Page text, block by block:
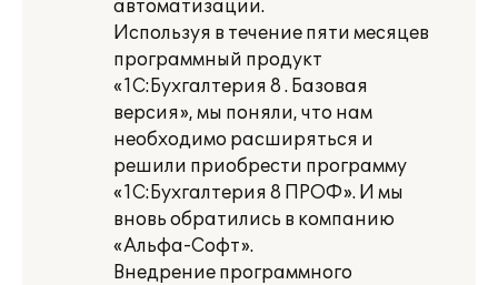
автоматизации.
Используя в течение пяти месяцев
программный продукт
«1С:Бухгалтерия 8 . Базовая
версия», мы поняли, что нам
необходимо расширяться и
решили приобрести программу
«1С:Бухгалтерия 8 ПРОФ». И мы
вновь обратились в компанию
«Альфа-Софт».
Внедрение программного